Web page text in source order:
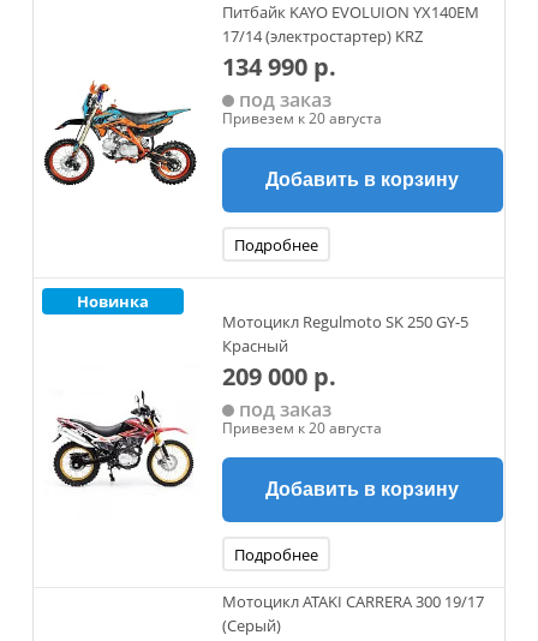
Питбайк KAYO EVOLUION YX140EM
17/14 (электростартер) KRZ
134 990 р.
под заказ
Привезем к 20 августа
Добавить в корзину
Подробнее
Новинка
Мотоцикл Regulmoto SK 250 GY-5
Красный
209 000 р.
под заказ
Привезем к 20 августа
Добавить в корзину
Подробнее
Мотоцикл ATAKI CARRERA 300 19/17
(Серый)